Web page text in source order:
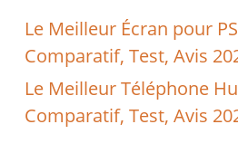
Le Meilleur Écran pour
Comparatif, Test, Avis
Le Meilleur Téléphone
Comparatif, Test, Avis